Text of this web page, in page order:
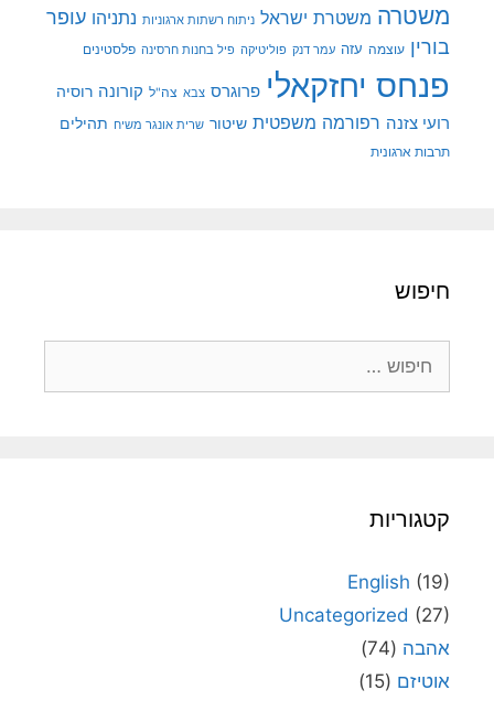
משטרה משטרת ישראל ניתוח רשתות ארגוניות נתניהו עופר
בורין עוצמה עזה עמר דנק פוליטיקה פיל בחנות חרסינה פלסטינים
פנחס יחזקאלי פרוגרס צבא צה"ל קורונה רוסיה
רועי צזנה רפורמה משפטית שיטור שרית אונגר משיח תהילים
תרבות ארגונית
חיפוש
קטגוריות
English (19)
Uncategorized (27)
אהבה (74)
אוטיזם (15)